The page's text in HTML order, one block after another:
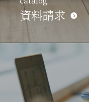
資料請求